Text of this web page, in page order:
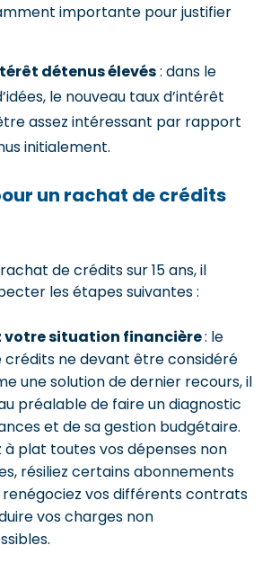
importante pour justifier
détenus élevés: dans le
le nouveau taux d’intérêt
assez intéressant par rapport
initialement.
un rachat de crédits
de crédits sur 15 ans, il
les étapes suivantes :
votre situation financière: le
crédits ne devant être considéré
une solution de dernier recours, il
préalable de faire un diagnostic
et de sa gestion budgétaire.
à plat toutes vos dépenses non
résiliez certains abonnements
vos différents contrats
vos charges non